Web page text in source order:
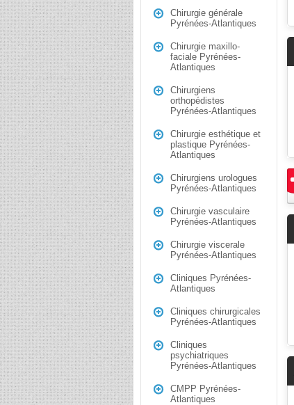
Chirurgie générale
Pyrénées-Atlantiques
Chirurgie maxillo-
faciale Pyrénées-
Atlantiques
Chirurgiens
orthopédistes
Pyrénées-Atlantiques
Chirurgie esthétique et
plastique Pyrénées-
Atlantiques
Chirurgiens urologues
Pyrénées-Atlantiques
Chirurgie vasculaire
Pyrénées-Atlantiques
Chirurgie viscerale
Pyrénées-Atlantiques
Cliniques Pyrénées-
Atlantiques
Cliniques chirurgicales
Pyrénées-Atlantiques
Cliniques
psychiatriques
Pyrénées-Atlantiques
CMPP Pyrénées-
Atlantiques